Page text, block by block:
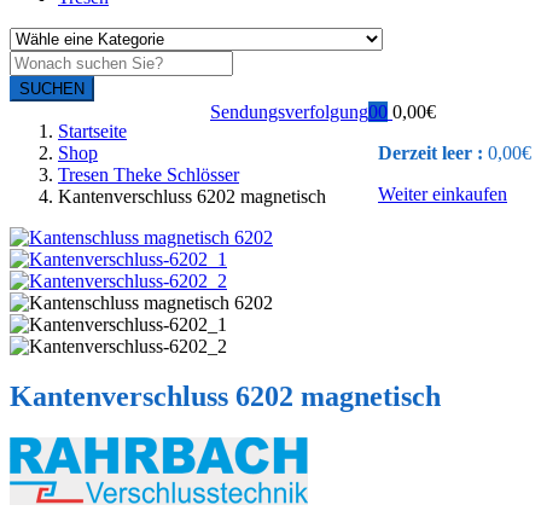
SUCHEN
0 0,00€
Derzeit leer : 0,00€
Weiter einkaufen
0
Sendungsverfolgung
Startseite
Shop
Tresen Theke Schlösser
Kantenverschluss 6202 magnetisch
Kantenverschluss 6202 magnetisch